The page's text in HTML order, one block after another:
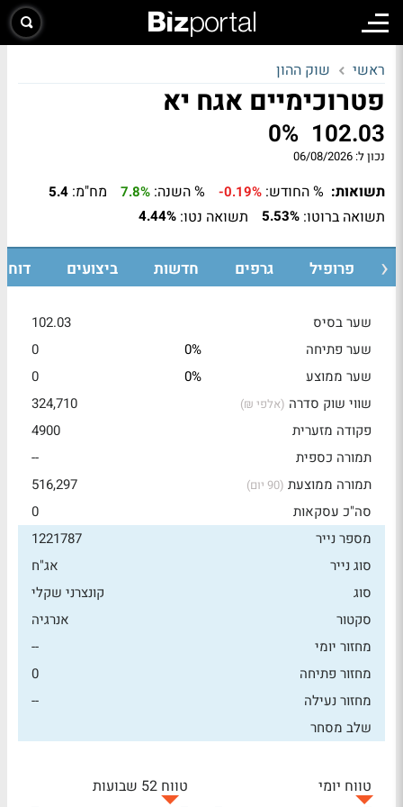
ראשי שוק ההון
פטרוכימיים אגח יא
102.03
0%
נכון ל: 06/08/2026
תשואות: % החודש: -0.19% % השנה: 7.8% מח"מ: 5.4
תשואה ברוטו: 5.53% תשואה נטו: 4.44%
פרופיל גרפים חדשות ביצועים
שער בסיס
102.03
שער פתיחה
0%
0
שער ממוצע
0%
0
שווי שוק סדרה (אלפי ₪)
324,710
פקודה מזערית
4900
תמורה כספית
--
תמורה ממוצעת (90 יום)
516,297
סה"כ עסקאות
0
מספר נייר
1221787
סוג נייר
אג"ח
סוג
קונצרני שקלי
סקטור
אנרגיה
מחזור יומי
--
מחזור פתיחה
0
מחזור נעילה
--
שלב מסחר
טווח יומי
טווח 52 שבועות